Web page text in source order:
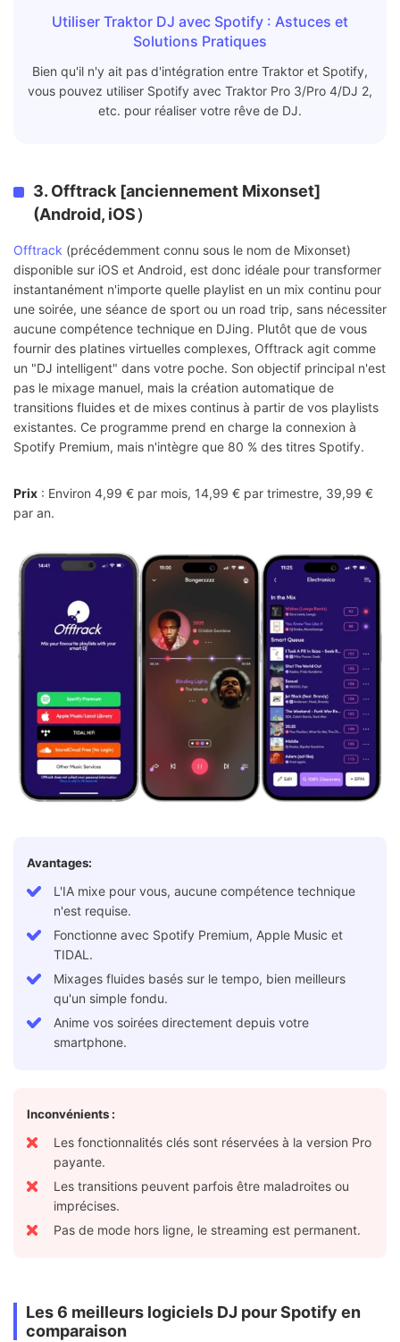
Utiliser Traktor DJ avec Spotify : Astuces et
Solutions Pratiques
Bien qu'il n'y ait pas d'intégration entre Traktor et Spotify,
vous pouvez utiliser Spotify avec Traktor Pro 3/Pro 4/DJ 2,
etc. pour réaliser votre rêve de DJ.
3. Offtrack [anciennement Mixonset]
(Android, iOS）
Offtrack (précédemment connu sous le nom de Mixonset)
disponible sur iOS et Android, est donc idéale pour transformer
instantanément n'importe quelle playlist en un mix continu pour
une soirée, une séance de sport ou un road trip, sans nécessiter
aucune compétence technique en DJing. Plutôt que de vous
fournir des platines virtuelles complexes, Offtrack agit comme
un "DJ intelligent" dans votre poche. Son objectif principal n'est
pas le mixage manuel, mais la création automatique de
transitions fluides et de mixes continus à partir de vos playlists
existantes. Ce programme prend en charge la connexion à
Spotify Premium, mais n'intègre que 80 % des titres Spotify.
Prix : Environ 4,99 € par mois, 14,99 € par trimestre, 39,99 €
par an.
Avantages:
L'IA mixe pour vous, aucune compétence technique
n'est requise.
Fonctionne avec Spotify Premium, Apple Music et
TIDAL.
Mixages fluides basés sur le tempo, bien meilleurs
qu'un simple fondu.
Anime vos soirées directement depuis votre
smartphone.
Inconvénients :
Les fonctionnalités clés sont réservées à la version Pro
payante.
Les transitions peuvent parfois être maladroites ou
imprécises.
Pas de mode hors ligne, le streaming est permanent.
Les 6 meilleurs logiciels DJ pour Spotify en
comparaison